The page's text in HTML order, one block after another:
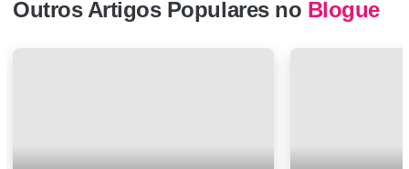
Outros Artigos Populares no Blogue